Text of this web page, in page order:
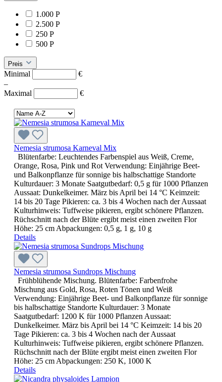
1.000 P
2.500 P
250 P
500 P
Preis
Minimal
€
–
Maximal
€
Nemesia strumosa Karneval Mix
Blütenfarbe: Leuchtendes Farbenspiel aus Weiß, Creme,
Orange, Rosa, Pink und Rot Verwendung: Einjährige Beet-
und Balkonpflanze für sonnige bis halbschattige Standorte
Kulturdauer: 3 Monate Saatgutbedarf: 0,5 g für 1000 Pflanzen
Aussaat: Dunkelkeimer. März bis April bei 14 °C Keimzeit:
14 bis 20 Tage Pikieren: ca. 3 bis 4 Wochen nach der Aussaat
Kulturhinweis: Tuffweise pikieren, ergibt schönere Pflanzen.
Rüchschnitt nach der Blüte ergibt meist einen zweiten Flor
Höhe: 25 cm Abpackungen: 0,5 g, 1 g, 10 g
Details
Nemesia strumosa Sundrops Mischung
Frühblühende Mischung. Blütenfarbe: Farbenfrohe
Mischung aus Gold, Rosa, Roten Tönen und Weiß
Verwendung: Einjährige Beet- und Balkonpflanze für sonnige
bis halbschattige Standorte Kulturdauer: 3 Monate
Saatgutbedarf: 1200 K für 1000 Pflanzen Aussaat:
Dunkelkeimer. März bis April bei 14 °C Keimzeit: 14 bis 20
Tage Pikieren: ca. 3 bis 4 Wochen nach der Aussaat
Kulturhinweis: Tuffweise pikieren, ergibt schönere Pflanzen.
Rüchschnitt nach der Blüte ergibt meist einen zweiten Flor
Höhe: 25 cm Abpackungen: 250 K, 1000 K
Details